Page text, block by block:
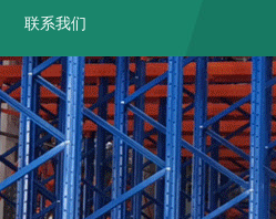
联系我们